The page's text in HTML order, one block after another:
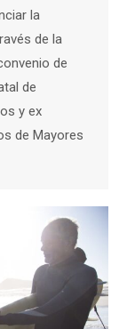
la
de la
de
de
y ex
de Mayores